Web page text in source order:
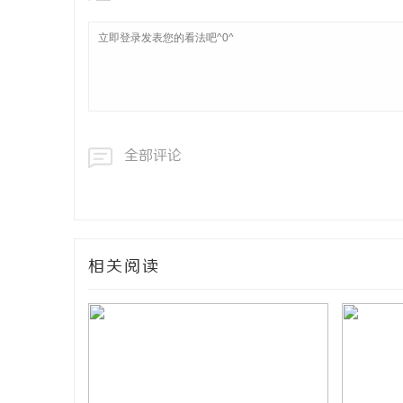
全部评论
相关阅读